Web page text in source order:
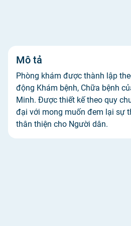
Mô tả
Phòng khám được thành lập
động Khám bệnh, Chữa bệnh
Minh. Được thiết kế theo quy
đại với mong muốn đem lại sự
thân thiện cho Người dân.